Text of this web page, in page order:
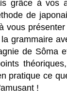
grâce à vos
de
vous
grammaire
de Sôma
pratique ce
!